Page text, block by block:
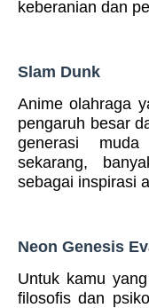
keberanian dan
Slam Dunk
Anime olahraga
pengaruh besar
generasi
sekarang,
sebagai inspirasi
Neon Genesis
Untuk kamu
filosofis dan